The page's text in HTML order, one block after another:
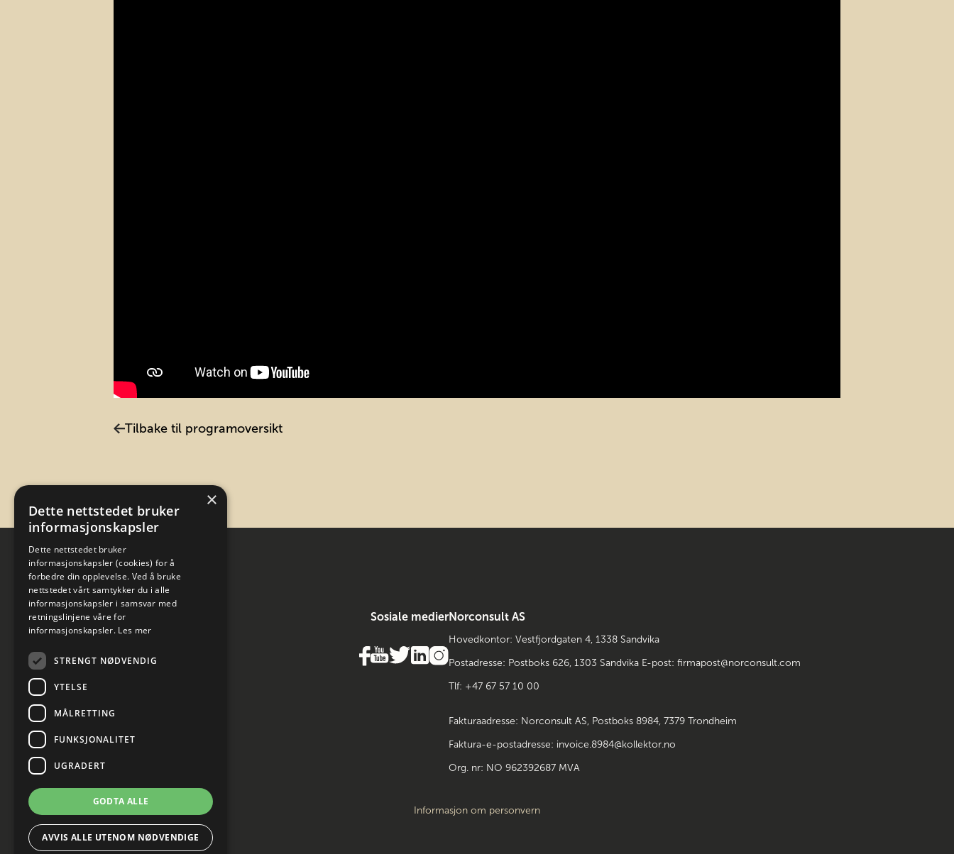
Tilbake til programoversikt
Sosiale medierNorconsult AS
Hovedkontor: Vestfjordgaten 4, 1338 Sandvika
Postadresse: Postboks 626, 1303 Sandvika E-post: firmapost@norconsult.com
Tlf: +47 67 57 10 00
Fakturaadresse: Norconsult AS, Postboks 8984, 7379 Trondheim
Faktura-e-postadresse: invoice.8984@kollektor.no
Org. nr: NO 962392687 MVA
Informasjon om personvern
×
Dette nettstedet bruker
informasjonskapsler
Dette nettstedet bruker
informasjonskapsler (cookies) for å
forbedre din opplevelse. Ved å bruke
nettstedet vårt samtykker du i alle
informasjonskapsler i samsvar med
retningslinjene våre for
informasjonskapsler. Les mer
STRENGT NØDVENDIG
YTELSE
MÅLRETTING
FUNKSJONALITET
UGRADERT
GODTA ALLE
AVVIS ALLE UTENOM NØDVENDIGE